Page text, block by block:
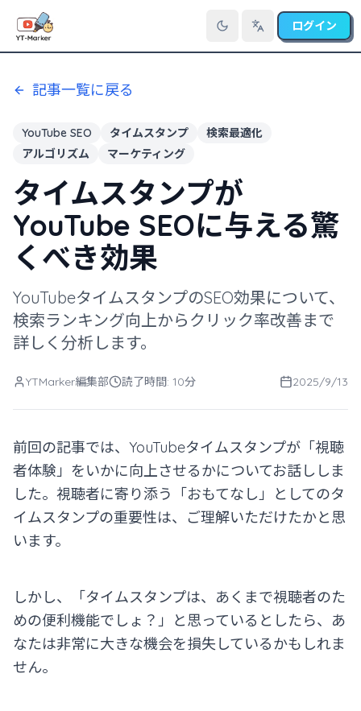
言語を切り替え
ログイン
記事一覧に戻る
YouTube SEO タイムスタンプ
検索最適化
アルゴリズム
マーケティング
タイムスタンプが
YouTube SEOに与える驚
くべき効果
YouTubeタイムスタンプのSEO効果について、
検索ランキング向上からクリック率改善まで
詳しく分析します。
YTMarker編集部 読了時間: 10分 2025/9/13
前回の記事では、YouTubeタイムスタンプが「視聴
者体験」をいかに向上させるかについてお話ししま
した。視聴者に寄り添う「おもてなし」としてのタ
イムスタンプの重要性は、ご理解いただけたかと思
います。
しかし、「タイムスタンプは、あくまで視聴者のた
めの便利機能でしょ？」と思っているとしたら、あ
なたは非常に大きな機会を損失しているかもしれま
せん。